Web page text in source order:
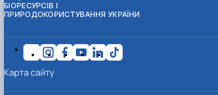
БІОРЕСУРСІВ І
ПРИРОДОКОРИСТУВАННЯ УКРАЇНИ
Карта сайту